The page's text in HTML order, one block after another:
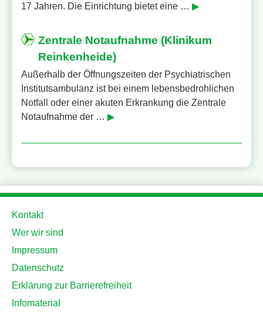
17 Jahren. Die Einrichtung bietet eine … ▶
Zentrale Notaufnahme (Klinikum
Reinkenheide)
Außerhalb der Öffnungszeiten der Psychiatrischen
Institutsambulanz ist bei einem lebensbedrohlichen
Notfall oder einer akuten Erkrankung die Zentrale
Notaufnahme der … ▶
Kontakt
Wer wir sind
Impressum
Datenschutz
Erklärung zur Barrierefreiheit
Infomaterial